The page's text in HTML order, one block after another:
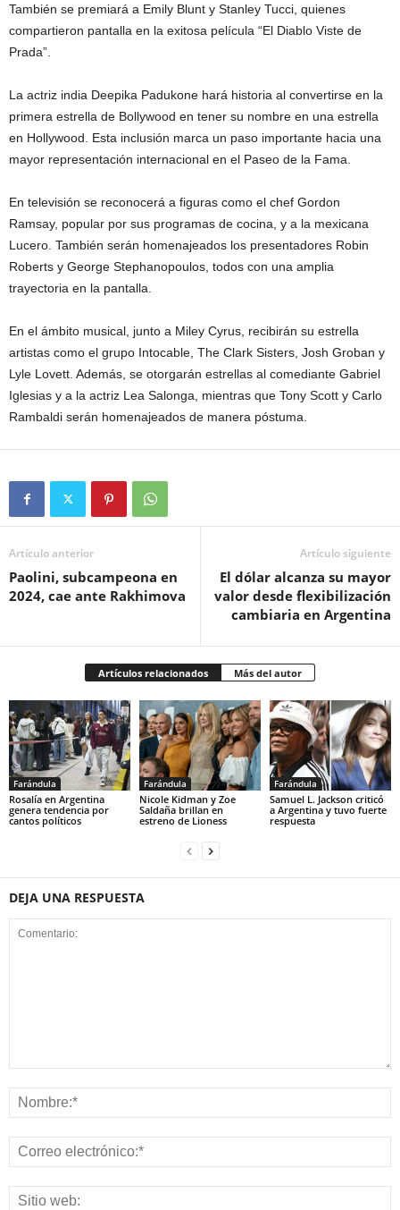
También se premiará a Emily Blunt y Stanley Tucci, quienes
compartieron pantalla en la exitosa película “El Diablo Viste de
Prada”.
La actriz india Deepika Padukone hará historia al convertirse en la
primera estrella de Bollywood en tener su nombre en una estrella
en Hollywood. Esta inclusión marca un paso importante hacia una
mayor representación internacional en el Paseo de la Fama.
En televisión se reconocerá a figuras como el chef Gordon
Ramsay, popular por sus programas de cocina, y a la mexicana
Lucero. También serán homenajeados los presentadores Robin
Roberts y George Stephanopoulos, todos con una amplia
trayectoria en la pantalla.
En el ámbito musical, junto a Miley Cyrus, recibirán su estrella
artistas como el grupo Intocable, The Clark Sisters, Josh Groban y
Lyle Lovett. Además, se otorgarán estrellas al comediante Gabriel
Iglesias y a la actriz Lea Salonga, mientras que Tony Scott y Carlo
Rambaldi serán homenajeados de manera póstuma.
Artículo anterior
Paolini, subcampeona en
2024, cae ante Rakhimova
Artículo siguiente
El dólar alcanza su mayor
valor desde flexibilización
cambiaria en Argentina
Artículos relacionados Más del autor
Farándula
Rosalía en Argentina
genera tendencia por
cantos políticos
Farándula
Nicole Kidman y Zoe
Saldaña brillan en
estreno de Lioness
Farándula
Samuel L. Jackson criticó
a Argentina y tuvo fuerte
respuesta
DEJA UNA RESPUESTA